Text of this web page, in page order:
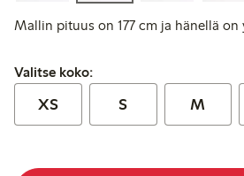
Mallin pituus on 177 cm ja hänellä on
Valitse koko:
Valitse koko:
XS S M